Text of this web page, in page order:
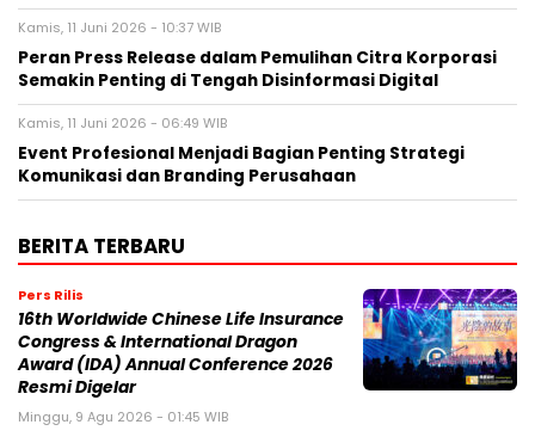
Kamis, 11 Juni 2026 - 10:37 WIB
Peran Press Release dalam Pemulihan Citra Korporasi
Semakin Penting di Tengah Disinformasi Digital
Kamis, 11 Juni 2026 - 06:49 WIB
Event Profesional Menjadi Bagian Penting Strategi
Komunikasi dan Branding Perusahaan
BERITA TERBARU
Pers Rilis
16th Worldwide Chinese Life Insurance
Congress & International Dragon
Award (IDA) Annual Conference 2026
Resmi Digelar
Minggu, 9 Agu 2026 - 01:45 WIB